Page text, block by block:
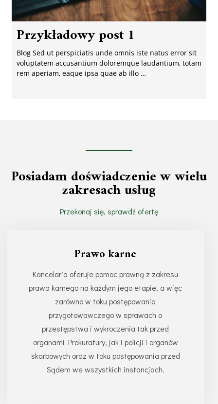
Przykładowy post 1
Blog Sed ut perspiciatis unde omnis iste natus error sit
voluptatem accusantium doloremque laudantium, totam
rem aperiam, eaque ipsa quae ab illo …
Posiadam doświadczenie w wielu
zakresach usług
Przekonaj się, sprawdź ofertę
Prawo karne
Kancelaria oferuje pomoc prawną z zakresu
prawa karnego na każdym jego etapie, a więc
zarówno w toku postępowania
przygotowawczego w sprawach o
przestępstwa i wykroczenia tak przed
organami Prokuratury, jak i policji i organów
skarbowych oraz w toku postępowania przed
Sądem we wszystkich instancjach.